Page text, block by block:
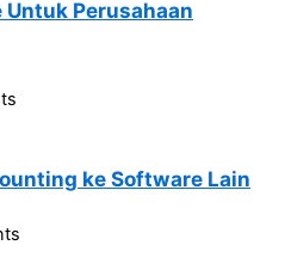
Perusahaan
ke Software Lain